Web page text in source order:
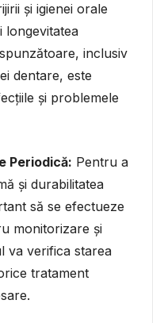
și igienei orale
longevitatea
inclusiv
dentare, este
și problemele
Periodică: Pentru a
și durabilitatea
să se efectueze
monitorizare și
va verifica starea
tratament